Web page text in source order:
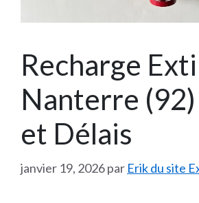
Recharge
Nanterre
et Délais
janvier 19, 2026par Erik du site